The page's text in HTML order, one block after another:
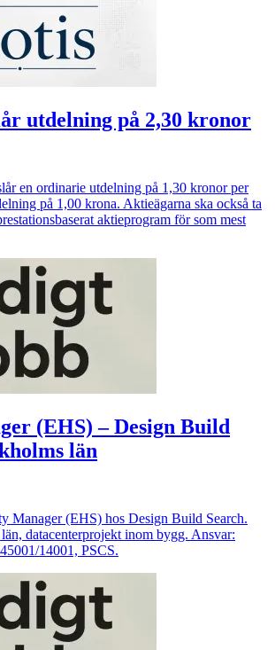
utdelning på 2,30 kronor
en ordinarie utdelning på 1,30 kronor per
på 1,00 krona. Aktieägarna ska också ta
aktieprogram för som mest
(EHS) – Design Build
län
Manager (EHS) hos Design Build Search.
datacenterprojekt inom bygg. Ansvar:
14001, PSCS.